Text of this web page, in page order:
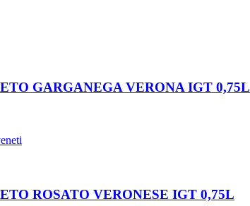
GARGANEGA VERONA IGT 0,75L
ROSATO VERONESE IGT 0,75L